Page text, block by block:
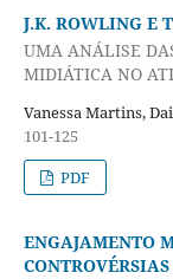
J.K. ROWLING E
UMA ANÁLISE
MIDIÁTICA NO
Vanessa Martins,
101-125
PDF
ENGAJAMENTO